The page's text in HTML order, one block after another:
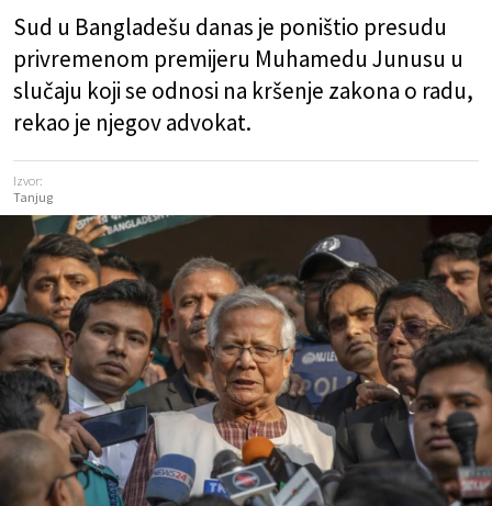
Sud u Bangladešu danas je poništio presudu
privremenom premijeru Muhamedu Junusu u
slučaju koji se odnosi na kršenje zakona o radu,
rekao je njegov advokat.
Izvor:
Tanjug